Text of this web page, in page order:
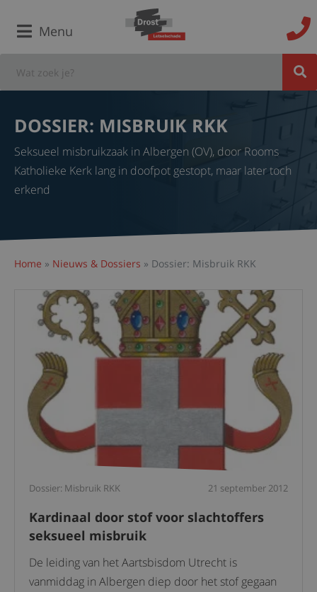
Menu
DOSSIER: MISBRUIK RKK
Seksueel misbruikzaak in Albergen (OV), door Rooms
Katholieke Kerk lang in doofpot gestopt, maar later toch
erkend
Home » Nieuws & Dossiers » Dossier: Misbruik RKK
Dossier: Misbruik RKK 21 september 2012
Kardinaal door stof voor slachtoffers
seksueel misbruik
De leiding van het Aartsbisdom Utrecht is
vanmiddag in Albergen diep door het stof gegaan